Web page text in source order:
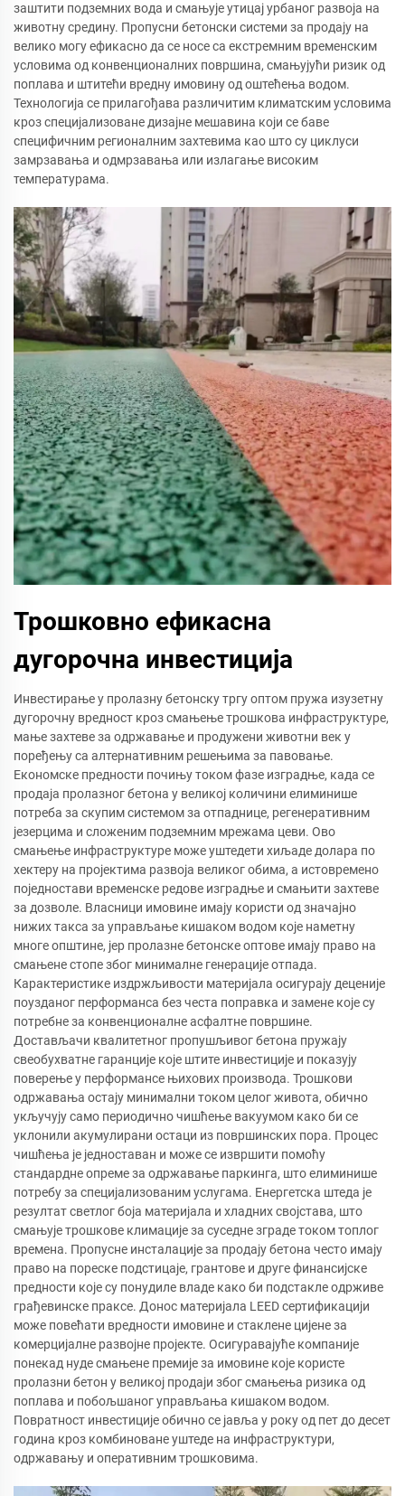
заштити подземних вода и смањује утицај урбаног развоја на
животну средину. Пропусни бетонски системи за продају на
велико могу ефикасно да се носе са екстремним временским
условима од конвенционалних површина, смањујући ризик од
поплава и штитећи вредну имовину од оштећења водом.
Технологија се прилагођава различитим климатским условима
кроз специјализоване дизајне мешавина који се баве
специфичним регионалним захтевима као што су циклуси
замрзавања и одмрзавања или излагање високим
температурама.
Трошковно ефикасна
дугорочна инвестиција
Инвестирање у пролазну бетонску тргу оптом пружа изузетну
дугорочну вредност кроз смањење трошкова инфраструктуре,
мање захтеве за одржавање и продужени животни век у
поређењу са алтернативним решењима за павовање.
Економске предности почињу током фазе изградње, када се
продаја пролазног бетона у великој количини елиминише
потреба за скупим системом за отпаднице, регенеративним
језерцима и сложеним подземним мрежама цеви. Ово
смањење инфраструктуре може уштедети хиљаде долара по
хектеру на пројектима развоја великог обима, а истовремено
поједностави временске редове изградње и смањити захтеве
за дозволе. Власници имовине имају користи од значајно
нижих такса за управљање кишаком водом које наметну
многе општине, јер пролазне бетонске оптове имају право на
смањене стопе због минималне генерације отпада.
Карактеристике издржљивости материјала осигурају деценије
поузданог перформанса без честа поправка и замене које су
потребне за конвенционалне асфалтне површине.
Достављачи квалитетног пропушљивог бетона пружају
свеобухватне гаранције које штите инвестиције и показују
поверење у перформансе њихових производа. Трошкови
одржавања остају минимални током целог живота, обично
укључују само периодично чишћење вакуумом како би се
уклонили акумулирани остаци из површинских пора. Процес
чишћења је једноставан и може се извршити помоћу
стандардне опреме за одржавање паркинга, што елиминише
потребу за специјализованим услугама. Енергетска штеда је
резултат светлог боја материјала и хладних својстава, што
смањује трошкове климације за суседне зграде током топлог
времена. Пропусне инсталације за продају бетона често имају
право на пореске подстицаје, грантове и друге финансијске
предности које су понудиле владе како би подстакле одрживе
грађевинске праксе. Донос материјала LEED сертификацији
може повећати вредности имовине и стаклене цијене за
комерцијалне развојне пројекте. Осигуравајуће компаније
понекад нуде смањене премије за имовине које користе
пролазни бетон у великој продаји због смањења ризика од
поплава и побољшаног управљања кишаком водом.
Повратност инвестиције обично се јавља у року од пет до десет
година кроз комбиноване уштеде на инфраструктури,
одржавању и оперативним трошковима.